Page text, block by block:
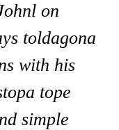
on
toldagona
with his
tope
simple